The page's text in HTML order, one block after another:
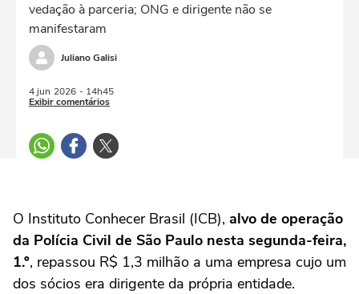
vedação à parceria; ONG e dirigente não se
manifestaram
Juliano Galisi
4 jun 2026 - 14h45
Exibir comentários
O Instituto Conhecer Brasil (ICB), alvo de operação
da Polícia Civil de São Paulo nesta segunda-feira,
1.º, repassou R$ 1,3 milhão a uma empresa cujo um
dos sócios era dirigente da própria entidade.